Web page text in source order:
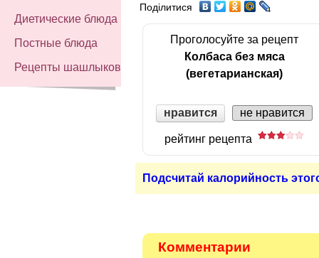
Диетические блюда
Постные блюда
Рецепты шашлыков
Поділитися
Проголосуйте за рецепт
Колбаса без мяса
(вегетарианская)
нравится не нравится
рейтинг рецепта
Подсчитай калорийность
Комментарии